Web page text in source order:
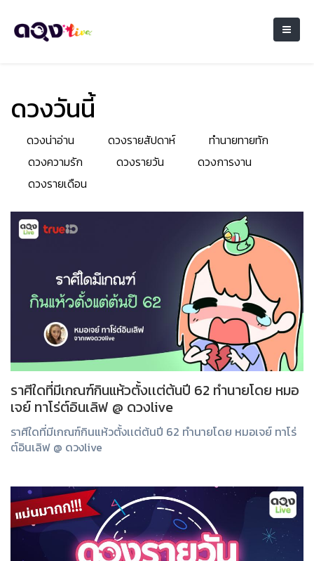
ดวงวันนี้
ดวงน่าอ่าน ดวงรายสัปดาห์
ทำนายทายทัก
ดวงความรัก
ดวงรายวัน
ดวงการงาน
ดวงรายเดือน
ราศีใดที่มีเกณฑ์กินแห้วตั้งเเต่ต้นปี 62 ทำนายโดย หมอ
เจย์ ทาโร่ต์อินเลิฟ @ ดวงlive
ราศีใดที่มีเกณฑ์กินแห้วตั้งเเต่ต้นปี 62 ทำนายโดย หมอเจย์ ทาโร่
ต์อินเลิฟ @ ดวงlive